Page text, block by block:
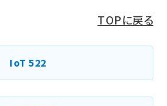
TOPに戻る
IoT522